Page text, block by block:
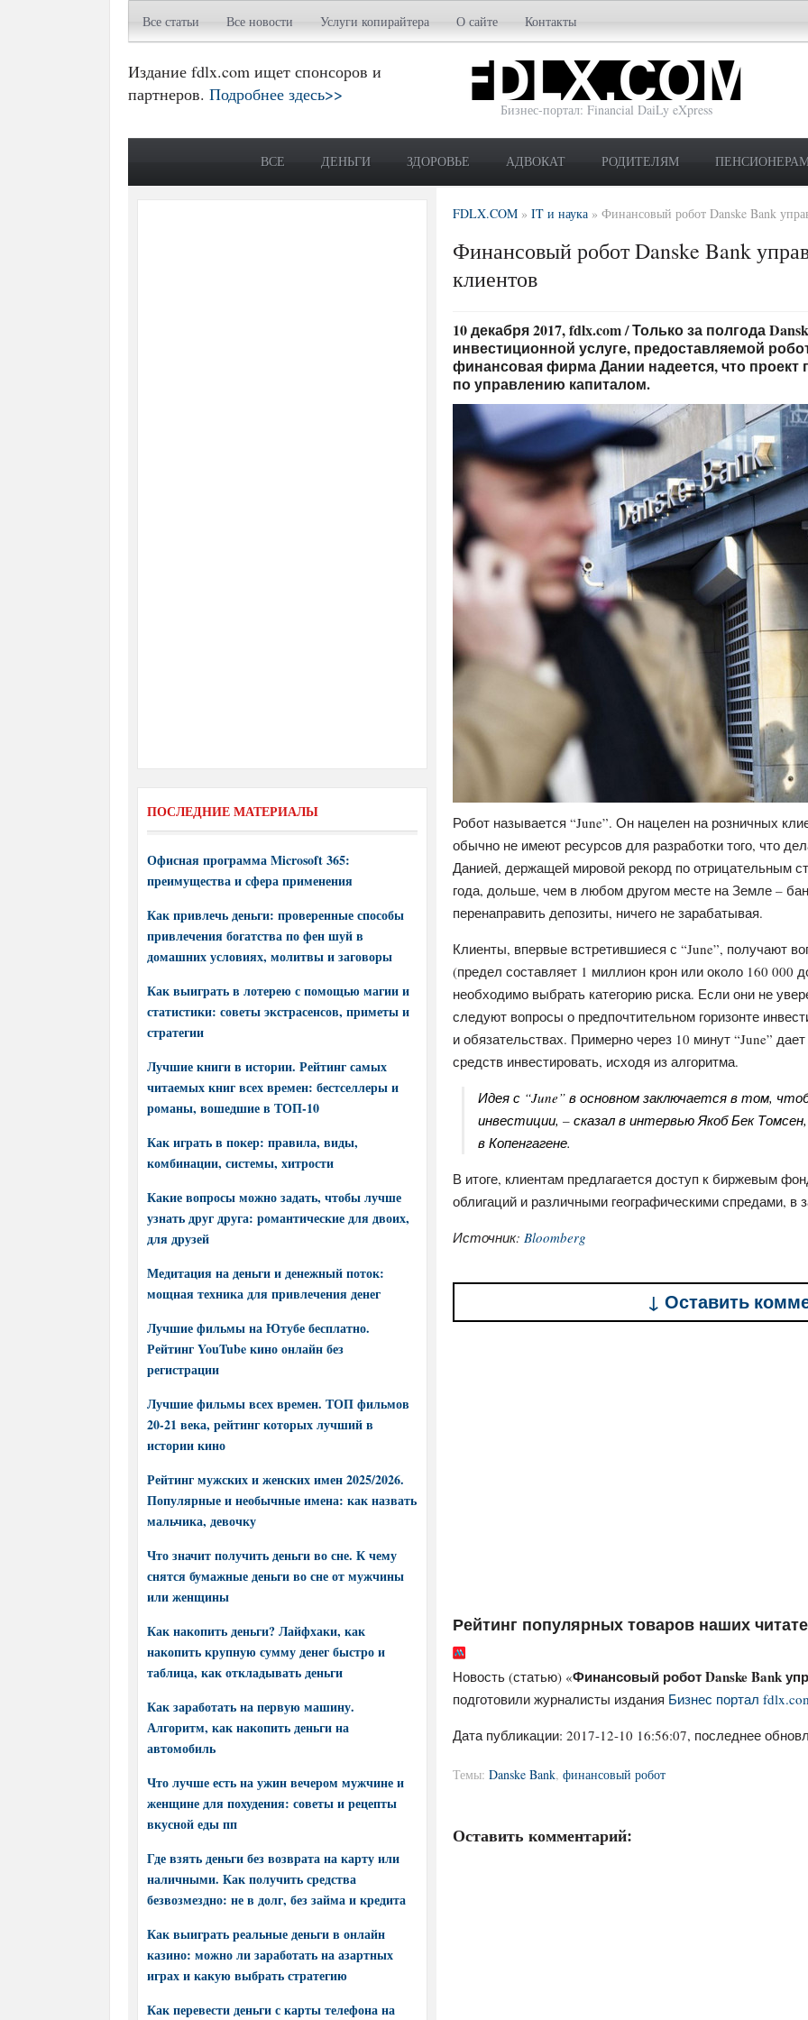
Все статьи Все новости Услуги копирайтера О сайте Контакты
Издание fdlx.com ищет спонсоров и
партнеров. Подробнее здесь>>
Бизнес-портал: Financial DaiLy eXpress
ВСЕ ДЕНЬГИ ЗДОРОВЬЕ АДВОКАТ РОДИТЕЛЯМ
FDLX.COM » IT и наука » Финансовый робот Danske Bank
Финансовый робот Danske Bank
клиентов
10 декабря 2017, fdlx.com / Только за полгода
инвестиционной услуге, предоставляемой
финансовая фирма Дании надеется, что
по управлению капиталом.
Робот называется “June”. Он нацелен на розничных
обычно не имеют ресурсов для разработки того, что
Данией, держащей мировой рекорд по отрицательным
года, дольше, чем в любом другом месте на Земле –
перенаправить депозиты, ничего не зарабатывая.
Клиенты, впервые встретившиеся с “June”, получают
(предел составляет 1 миллион крон или около 160 000
необходимо выбрать категорию риска. Если они не
следуют вопросы о предпочтительном горизонте
и обязательствах. Примерно через 10 минут “June”
средств инвестировать, исходя из алгоритма.
Идея с “June” в основном заключается в том,
инвестиции, – сказал в интервью Якоб Бек
в Копенгагене.
В итоге, клиентам предлагается доступ к биржевым
облигаций и различными географическими спредами, в
Источник: Bloomberg
↓ Оставить
Рейтинг популярных товаров наших
Новость (статью) «Финансовый робот Danske Bank
подготовили журналисты издания Бизнес портал
Дата публикации: 2017-12-10 16:56:07, последнее
Темы: Danske Bank, финансовый робот
Оставить комментарий:
ПОСЛЕДНИЕ МАТЕРИАЛЫ
Офисная программа Microsoft 365:
преимущества и сфера применения
Как привлечь деньги: проверенные способы
привлечения богатства по фен шуй в
домашних условиях, молитвы и заговоры
Как выиграть в лотерею с помощью магии и
статистики: советы экстрасенсов, приметы и
стратегии
Лучшие книги в истории. Рейтинг самых
читаемых книг всех времен: бестселлеры и
романы, вошедшие в ТОП-10
Как играть в покер: правила, виды,
комбинации, системы, хитрости
Какие вопросы можно задать, чтобы лучше
узнать друг друга: романтические для двоих,
для друзей
Медитация на деньги и денежный поток:
мощная техника для привлечения денег
Лучшие фильмы на Ютубе бесплатно.
Рейтинг YouTube кино онлайн без
регистрации
Лучшие фильмы всех времен. ТОП фильмов
20-21 века, рейтинг которых лучший в
истории кино
Рейтинг мужских и женских имен 2025/2026.
Популярные и необычные имена: как назвать
мальчика, девочку
Что значит получить деньги во сне. К чему
снятся бумажные деньги во сне от мужчины
или женщины
Как накопить деньги? Лайфхаки, как
накопить крупную сумму денег быстро и
таблица, как откладывать деньги
Как заработать на первую машину.
Алгоритм, как накопить деньги на
автомобиль
Что лучше есть на ужин вечером мужчине и
женщине для похудения: советы и рецепты
вкусной еды пп
Где взять деньги без возврата на карту или
наличными. Как получить средства
безвозмездно: не в долг, без займа и кредита
Как выиграть реальные деньги в онлайн
казино: можно ли заработать на азартных
играх и какую выбрать стратегию
Как перевести деньги с карты телефона на